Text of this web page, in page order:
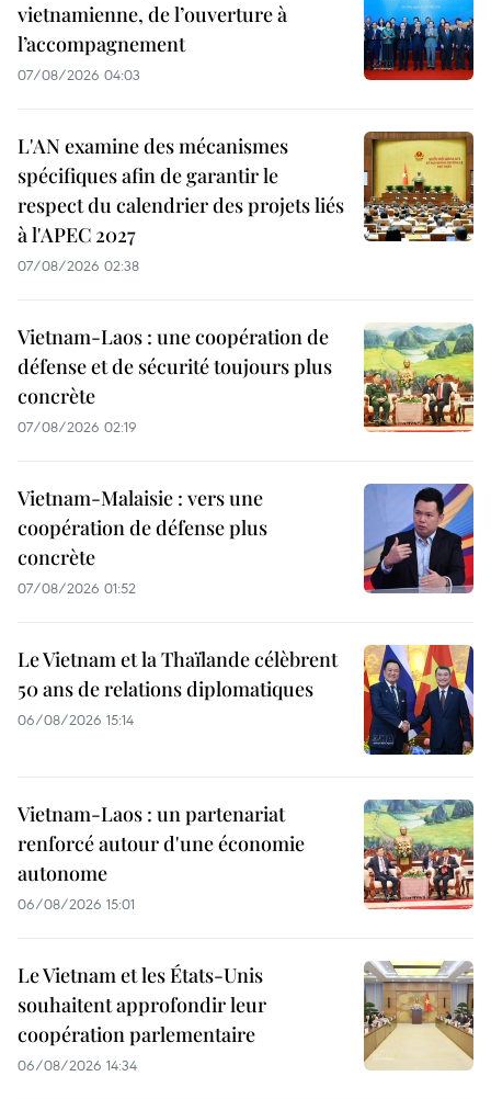
vietnamienne, de l’ouverture à
l’accompagnement
07/08/2026 04:03
L'AN examine des mécanismes
spécifiques afin de garantir le
respect du calendrier des projets liés
à l'APEC 2027
07/08/2026 02:38
Vietnam-Laos : une coopération de
défense et de sécurité toujours plus
concrète
07/08/2026 02:19
Vietnam-Malaisie : vers une
coopération de défense plus
concrète
07/08/2026 01:52
Le Vietnam et la Thaïlande célèbrent
50 ans de relations diplomatiques
06/08/2026 15:14
Vietnam-Laos : un partenariat
renforcé autour d'une économie
autonome
06/08/2026 15:01
Le Vietnam et les États-Unis
souhaitent approfondir leur
coopération parlementaire
06/08/2026 14:34